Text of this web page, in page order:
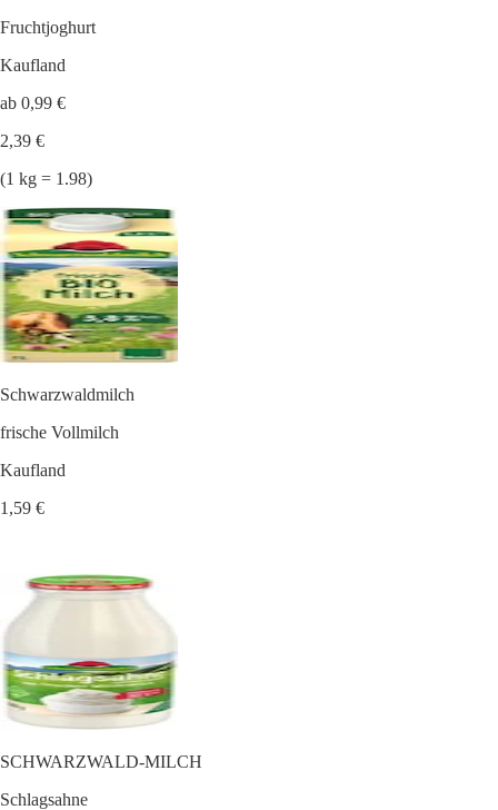
Fruchtjoghurt
Kaufland
ab 0,99 €
2,39 €
(1 kg = 1.98)
Schwarzwaldmilch
frische Vollmilch
Kaufland
1,59 €
SCHWARZWALD-MILCH
Schlagsahne